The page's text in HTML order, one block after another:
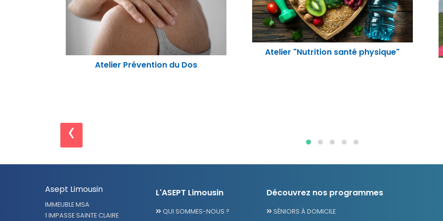
Atelier "Nutrition santé physique"
‹
Asept Limousin
IMMEUBLE MSA
1 IMPASSE SAINTE CLAIRE
L'ASEPT Limousin
QUI SOMMES-NOUS ?
Découvrez nos programmes
SÉNIORS À DOMICILE